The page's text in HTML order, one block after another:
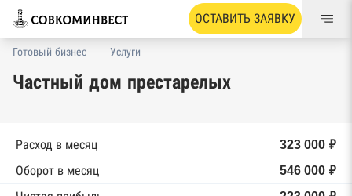
ОСТАВИТЬ ЗАЯВКУ
Готовый бизнес — Услуги
Частный дом престарелых
Расход в месяц
323 000 ₽
Оборот в месяц
546 000 ₽